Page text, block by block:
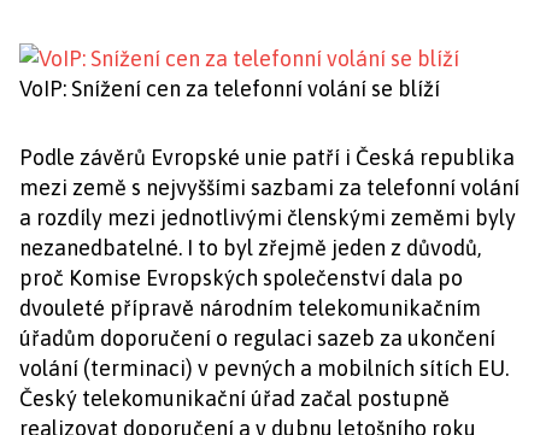
VoIP: Snížení cen za telefonní volání se blíží
Podle závěrů Evropské unie patří i Česká republika
mezi země s nejvyššími sazbami za telefonní volání
a rozdíly mezi jednotlivými členskými zeměmi byly
nezanedbatelné. I to byl zřejmě jeden z důvodů,
proč Komise Evropských společenství dala po
dvouleté přípravě národním telekomunikačním
úřadům doporučení o regulaci sazeb za ukončení
volání (terminaci) v pevných a mobilních sítích EU.
Český telekomunikační úřad začal postupně
realizovat doporučení a v dubnu letošního roku